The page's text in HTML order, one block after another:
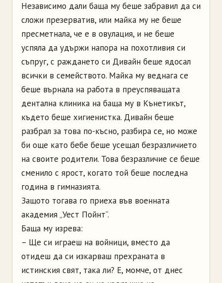
Независимо дали баща му беше забравил да си
сложи презерватив, или майка му не беше
пресметнала, че е в овулация, и не беше
успяла да удържи напора на похотливия си
съпруг, с раждането си Дивайн беше ядосал
всички в семейството. Майка му веднага се
беше върнала на работа в преуспяващата
дентална клиника на баща му в Кънетикът,
където беше хигиенистка. Дивайн беше
разбрал за това по-късно, разбира се, но може
би още като бебе беше усещал безразличието
на своите родители. Това безразличие се беше
сменило с ярост, когато той беше последна
година в гимназията.
Защото тогава го приеха във военната
академия „Уест Пойнт“.
Баща му изрева:
– Ще си играеш на войници, вместо да
отидеш да си изкарваш прехраната в
истинския свят, така ли? Е, момче, от днес